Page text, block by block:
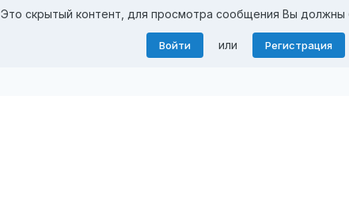
Это скрытый контент, для просмотра сообщения Вы должны
Войти или Регистрация